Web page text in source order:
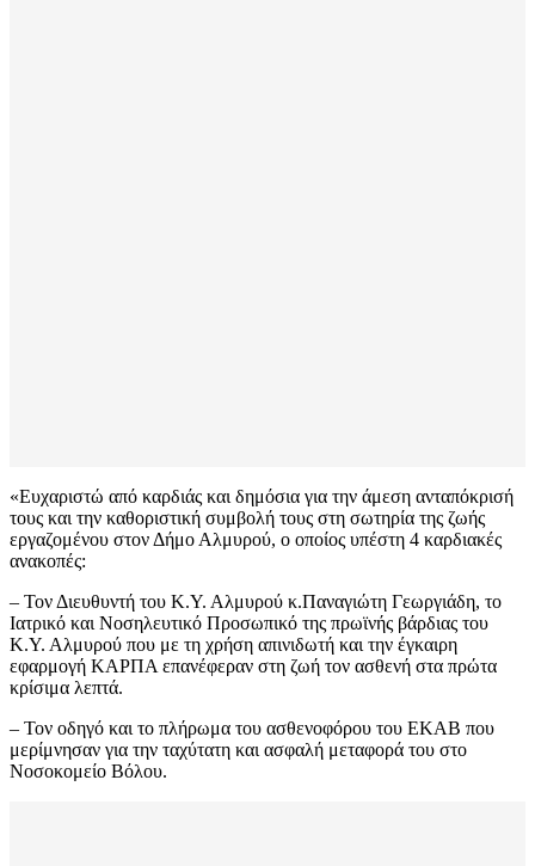
«Ευχαριστώ από καρδιάς και δημόσια για την άμεση ανταπόκρισή
τους και την καθοριστική συμβολή τους στη σωτηρία της ζωής
εργαζομένου στον Δήμο Αλμυρού, ο οποίος υπέστη 4 καρδιακές
ανακοπές:
– Τον Διευθυντή του Κ.Υ. Αλμυρού κ.Παναγιώτη Γεωργιάδη, το
Ιατρικό και Νοσηλευτικό Προσωπικό της πρωϊνής βάρδιας του
Κ.Υ. Αλμυρού που με τη χρήση απινιδωτή και την έγκαιρη
εφαρμογή ΚΑΡΠΑ επανέφεραν στη ζωή τον ασθενή στα πρώτα
κρίσιμα λεπτά.
– Τον οδηγό και το πλήρωμα του ασθενοφόρου του ΕΚΑΒ που
μερίμνησαν για την ταχύτατη και ασφαλή μεταφορά του στο
Νοσοκομείο Βόλου.